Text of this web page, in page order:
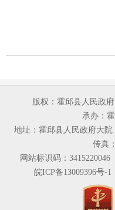
版权：霍邱县人民政府
承办：
地址：霍邱县人民政府大院
传真
网站标识码：3415220046
皖ICP备13009396号-1